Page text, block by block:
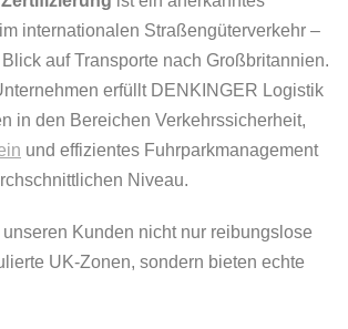
internationalen Straßengüterverkehr –
auf Transporte nach Großbritannien.
erfüllt DENKINGER Logistik
in den Bereichen Verkehrssicherheit,
und effizientes Fuhrparkmanagement
Niveau.
Kunden nicht nur reibungslose
UK-Zonen, sondern bieten echte